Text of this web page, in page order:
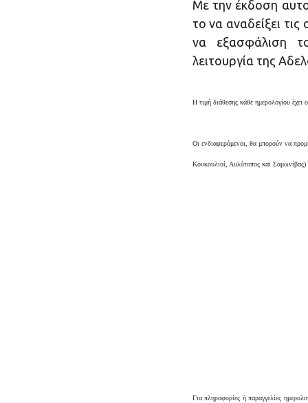
Με την έκδοση
το να αναδείξει
να εξασφάλιση
λειτουργία της
Η τιμή διάθεσης κάθε ημερολογίου έχει
Οι ενδιαφερόμενοι, θα μπορούν να
Κουκουλιοί, Αυλότοπος και Σαμωνίβας)
Για πληροφορίες ή παραγγελίες